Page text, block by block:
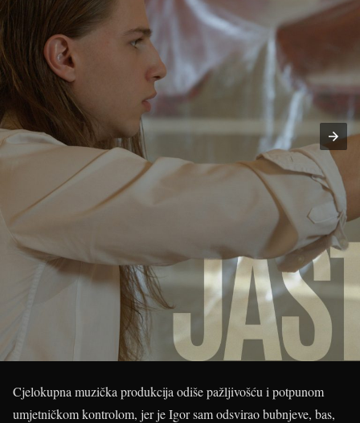
Cjelokupna muzička produkcija odiše pažljivošću i potpunom
umjetničkom kontrolom, jer je Igor sam odsvirao bubnjeve, bas,